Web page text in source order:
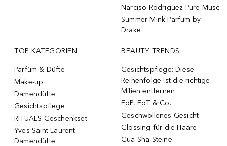
Narciso Rodriguez Pure Musc
Summer Mink Parfum by
Drake
TOP KATEGORIEN
Parfüm & Düfte
Make-up
Damendüfte
Gesichtspflege
RITUALS Geschenkset
Yves Saint Laurent
Damendüfte
BEAUTY TRENDS
Gesichtspflege: Diese
Reihenfolge ist die richtige
Milien entfernen
EdP, EdT & Co.
Geschwollenes Gesicht
Glossing für die Haare
Gua Sha Steine